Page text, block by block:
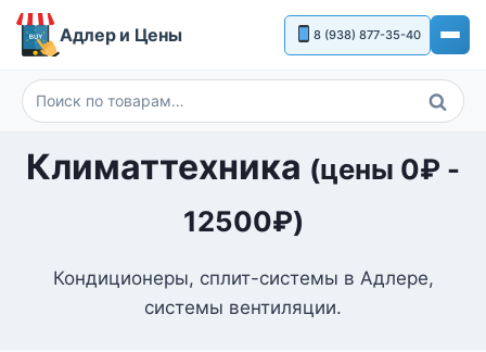
Перейти
Адлер и Цены 8 (938) 877-35-40
Искать:
Поиск
Климаттехника (цены 0₽ -
12500₽)
Кондиционеры, сплит-системы в Адлере,
системы вентиляции.